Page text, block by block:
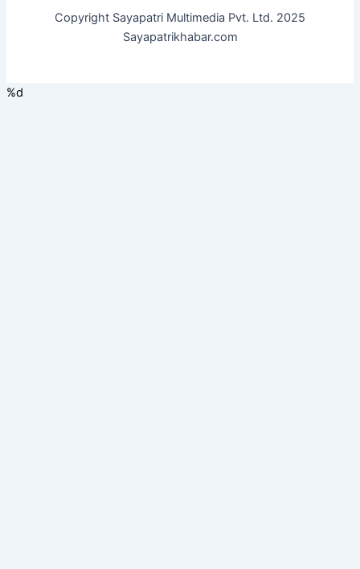
Copyright Sayapatri Multimedia Pvt. Ltd. 2025
Sayapatrikhabar.com
%d